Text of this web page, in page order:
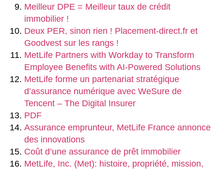
Meilleur DPE = Meilleur taux de crédit
immobilier !
Deux PER, sinon rien ! Placement-direct.fr et
Goodvest sur les rangs !
MetLife Partners with Workday to Transform
Employee Benefits with AI-Powered Solutions
MetLife forme un partenariat stratégique
d’assurance numérique avec WeSure de
Tencent – The Digital Insurer
PDF
Assurance emprunteur, MetLife France annonce
des innovations
Coût d’une assurance de prêt immobilier
MetLife, Inc. (Met): histoire, propriété, mission,